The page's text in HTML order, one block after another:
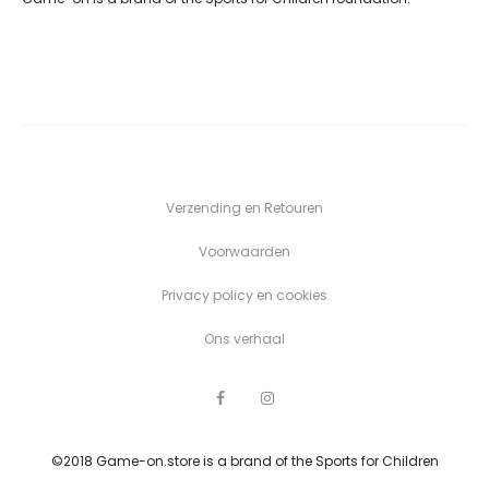
Verzending en Retouren
Voorwaarden
Privacy policy en cookies
Ons verhaal
F
b
I
a
©2018 Game-on.store is a brand of the Sports for Children